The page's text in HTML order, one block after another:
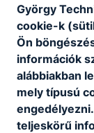
Festő,
György
cookie-k
Ön
információk
alábbiakban
mely típusú
teljeskörű